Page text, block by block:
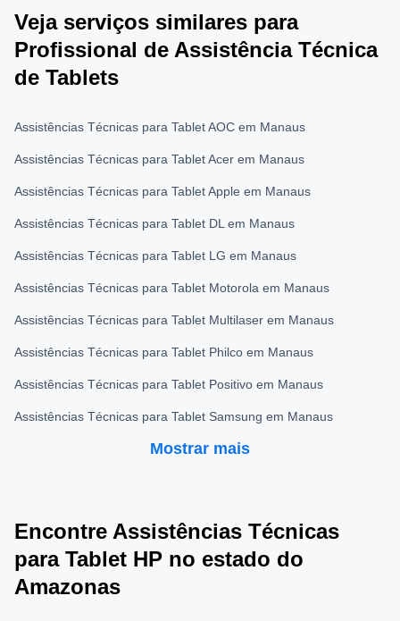
Veja serviços similares para
Profissional de Assistência Técnica
de Tablets
Assistências Técnicas para Tablet AOC em Manaus
Assistências Técnicas para Tablet Acer em Manaus
Assistências Técnicas para Tablet Apple em Manaus
Assistências Técnicas para Tablet DL em Manaus
Assistências Técnicas para Tablet LG em Manaus
Assistências Técnicas para Tablet Motorola em Manaus
Assistências Técnicas para Tablet Multilaser em Manaus
Assistências Técnicas para Tablet Philco em Manaus
Assistências Técnicas para Tablet Positivo em Manaus
Assistências Técnicas para Tablet Samsung em Manaus
Mostrar mais
Encontre Assistências Técnicas
para Tablet HP no estado do
Amazonas